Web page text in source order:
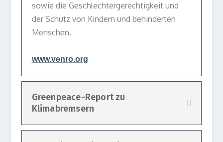
sowie die Geschlech­ter­ge­rech­tig­keit und
der Schutz von Kin­dern und behin­der­ten
Menschen.
www​.venro​.org
Greenpeace-Report zu
Klimabremsern